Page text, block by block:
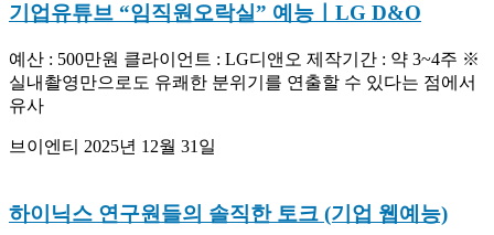
기업유튜브 “임직원오락실” 예능ㅣLG D&O
예산 : 500만원 클라이언트 : LG디앤오 제작기간 : 약 3~4주 ※
실내촬영만으로도 유쾌한 분위기를 연출할 수 있다는 점에서
유사
브이엔티 2025년 12월 31일
하이닉스 연구원들의 솔직한 토크 (기업 웹예능)